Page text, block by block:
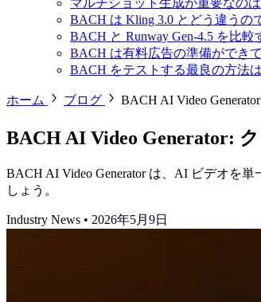
BACH は Kling 3.0 とどう違うの
BACH と Runway Gen-4.5 を比
BACH は有料広告の準備ができ
BACH をテストする最良の方法
ホーム ブログ BACH AI Video
BACH AI Video Generator:
BACH AI Video Generator は、AI ビデオを
しょう。
Industry News • 2026年5月9日